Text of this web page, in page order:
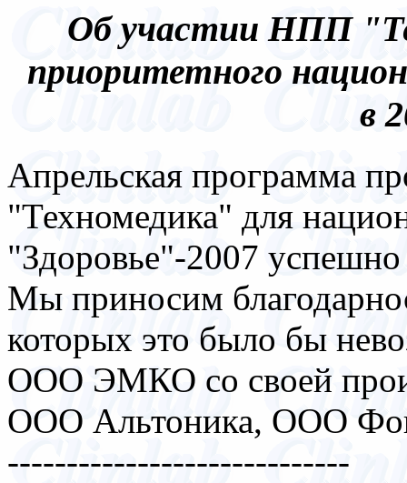
Об участии НПП
приоритетного
в
Апрельская программа
"Техномедика" для
"Здоровье"-2007
Мы приносим
которых это было бы
ООО ЭМКО со своей
ООО Альтоника, ООО
-----------------------------